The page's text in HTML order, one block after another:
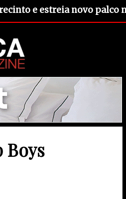
e estreia novo palco
Boys